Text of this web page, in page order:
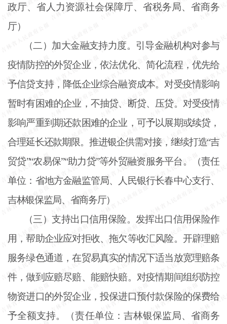
政厅、省人力资源社会保障厅、省税务局、省商务
厅）
（二）加大金融支持力度。引导金融机构对参与
疫情防控的外贸企业，依法优化、简化流程，优先给
予信贷支持，降低企业综合融资成本。对受疫情影响
暂时有困难的企业，不抽贷、断贷、压贷。对受疫情
影响严重到期还款困难的企业，可予以展期或续贷，
合理延长还款期限。推进银企供需对接，继续打造“吉
贸贷”“农易保”“助力贷”等外贸融资服务平台。（责任
单位：省地方金融监管局、人民银行长春中心支行、
吉林银保监局、省商务厅）
（三）支持出口信用保险。发挥出口信用保险作
用，帮助企业应对拒收、拖欠等收汇风险。开辟理赔
服务绿色通道，在贸易真实的情况下适当放宽理赔条
件，做到应赔尽赔、能赔快赔。对疫情期间组织防控
物资进口的外贸企业，投保进口预付款保险的保费给
予全额支持。（责任单位：吉林银保监局、省商务